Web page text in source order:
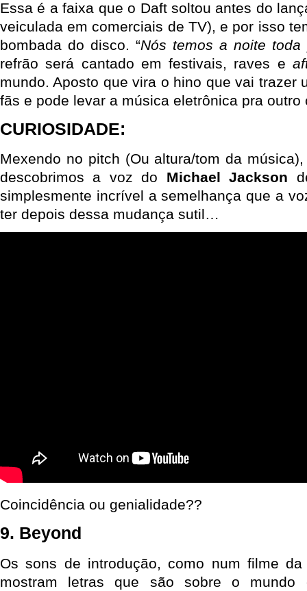
Essa é a faixa que o Daft soltou antes do
veiculada em comerciais de TV), e por isso
bombada do disco. “Nós temos a noite toda
refrão será cantado em festivais, raves e
mundo. Aposto que vira o hino que vai trazer
fãs e pode levar a música eletrônica pra outro
CURIOSIDADE:
Mexendo no pitch (Ou altura/tom da
descobrimos a voz do Michael Jackson
simplesmente incrível a semelhança que a
ter depois dessa mudança sutil…
Coincidência ou genialidade??
9. Beyond
Os sons de introdução, como num filme
mostram letras que são sobre o mundo